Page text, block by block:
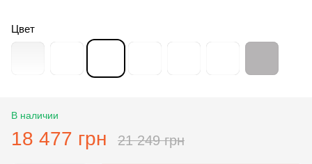
Цвет
В наличии
18 477 грн 21 249 грн